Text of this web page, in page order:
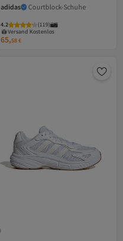
adidas Courtblock-Schuhe
4.2 (119)
Versand Kostenlos
Gratis Versand
Versand Kostenlos
65,58€